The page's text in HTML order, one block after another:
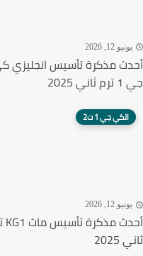
12, 2026
مذكرة تأسيس انجليزي كي
الكي جي 1 ت2
12, 2026
أحدث مذكرة تأسيس ماث KG1 ترم